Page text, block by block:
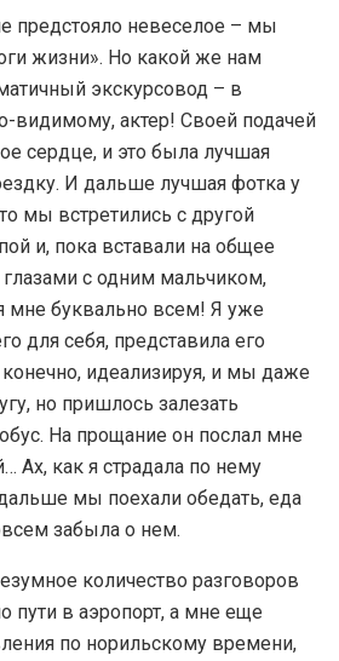
предстояло невеселое – мы
жизни». Но какой же нам
экскурсовод – в
видимому, актер! Своей подачей
сердце, и это была лучшая
И дальше лучшая фотка у
мы встретились с другой
и, пока вставали на общее
глазами с одним мальчиком,
мне буквально всем! Я уже
для себя, представила его
идеализируя, и мы даже
но пришлось залезать
На прощание он послал мне
Ах, как я страдала по нему
мы поехали обедать, еда
забыла о нем.
количество разговоров
пути в аэропорт, а мне еще
по норильскому времени,